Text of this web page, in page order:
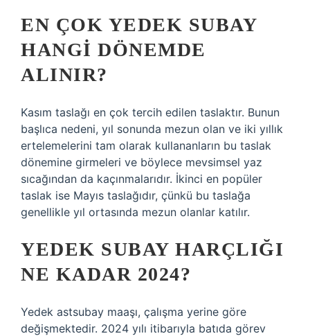
EN ÇOK YEDEK SUBAY
HANGI DÖNEMDE
ALINIR?
Kasım taslağı en çok tercih edilen taslaktır. Bunun
başlıca nedeni, yıl sonunda mezun olan ve iki yıllık
ertelemelerini tam olarak kullananların bu taslak
dönemine girmeleri ve böylece mevsimsel yaz
sıcağından da kaçınmalarıdır. İkinci en popüler
taslak ise Mayıs taslağıdır, çünkü bu taslağa
genellikle yıl ortasında mezun olanlar katılır.
YEDEK SUBAY HARÇLIĞI
NE KADAR 2024?
Yedek astsubay maaşı, çalışma yerine göre
değişmektedir. 2024 yılı itibarıyla batıda görev